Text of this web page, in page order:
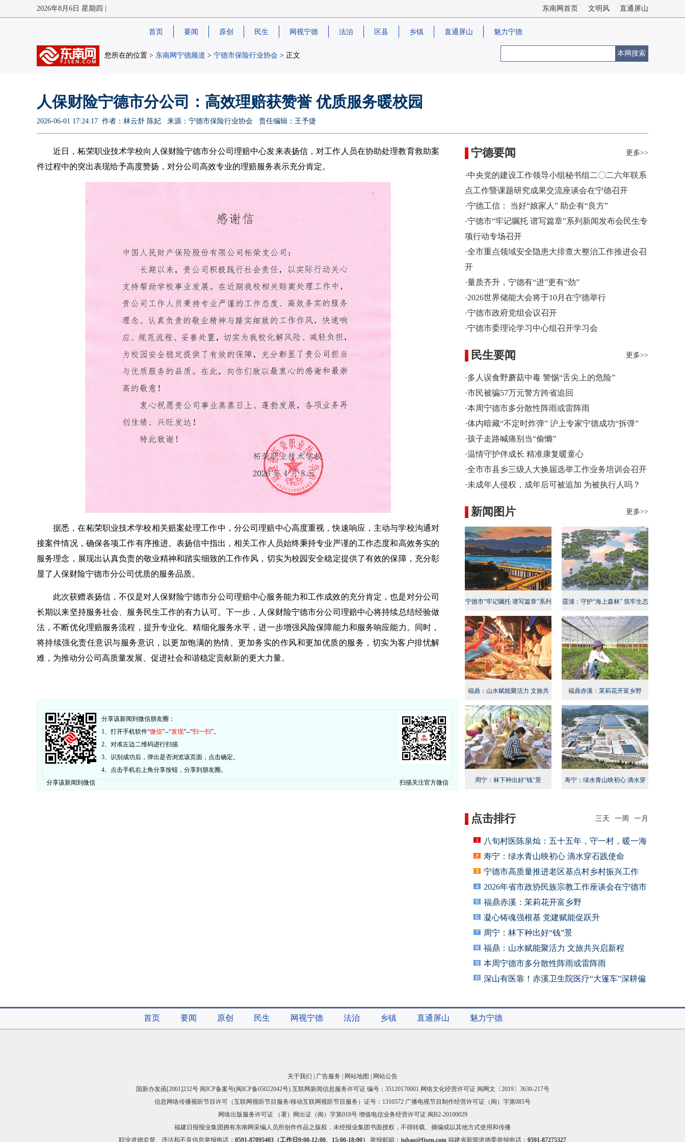
2026年8月6日 星期四 | 东南网首页 文明风 直通屏山
首页 要闻 原创 民生 网视宁德 法治 区县 乡镇 直通屏山 魅力宁德
您所在的位置 > 东南网宁德频道 > 宁德市保险行业协会 > 正文 本网搜索
人保财险宁德市分公司：高效理赔获赞誉 优质服务暖校园
2026-06-01 17:24:17 作者：林云舒 陈妃 来源：宁德市保险行业协会 责任编辑：王予捷
近日，柘荣职业技术学校向人保财险宁德市分公司理赔中心发来表扬信，对工作人员在协助处理教育救助案
件过程中的突出表现给予高度赞扬，对分公司高效专业的理赔服务表示充分肯定。
据悉，在柘荣职业技术学校相关赔案处理工作中，分公司理赔中心高度重视，快速响应，主动与学校沟通对
接案件情况，确保各项工作有序推进。表扬信中指出，相关工作人员始终秉持专业严谨的工作态度和高效务实的
服务理念，展现出认真负责的敬业精神和踏实细致的工作作风，切实为校园安全稳定提供了有效的保障，充分彰
显了人保财险宁德市分公司优质的服务品质。
此次获赠表扬信，不仅是对人保财险宁德市分公司理赔中心服务能力和工作成效的充分肯定，也是对分公司
长期以来坚持服务社会、服务民生工作的有力认可。下一步，人保财险宁德市分公司理赔中心将持续总结经验做
法，不断优化理赔服务流程，提升专业化、精细化服务水平，进一步增强风险保障能力和服务响应能力。同时，
将持续强化责任意识与服务意识，以更加饱满的热情、更加务实的作风和更加优质的服务，切实为客户排忧解
难，为推动分公司高质量发展、促进社会和谐稳定贡献新的更大力量。
扫描关注官方微信
分享该新闻到微信
分享该新闻到微信朋友圈：
1、打开手机软件“微信”--“发现”--“扫一扫”。
2、对准左边二维码进行扫描
3、识别成功后，弹出是否浏览该页面，点击确定。
4、点击手机右上角分享按钮，分享到朋友圈。
更多>>
宁德要闻
·中央党的建设工作领导小组秘书组二〇二六年联系
点工作暨课题研究成果交流座谈会在宁德召开
·宁德工信： 当好“娘家人” 助企有“良方”
·宁德市“牢记嘱托 谱写篇章”系列新闻发布会民生专
项行动专场召开
·全市重点领域安全隐患大排查大整治工作推进会召
开
·量质齐升，宁德有“进”更有“劲”
·2026世界储能大会将于10月在宁德举行
·宁德市政府党组会议召开
·宁德市委理论学习中心组召开学习会
更多>>
民生要闻
·多人误食野蘑菇中毒 警惕“舌尖上的危险”
·市民被骗57万元警方跨省追回
·本周宁德市多分散性阵雨或雷阵雨
·体内暗藏“不定时炸弹” 沪上专家宁德成功“拆弹”
·孩子走路喊痛别当“偷懒”
·温情守护伴成长 精准康复暖童心
·全市市县乡三级人大换届选举工作业务培训会召开
·未成年人侵权，成年后可被追加 为被执行人吗？
更多>>
新闻图片
宁德市“牢记嘱托 谱写篇章”系列
新闻发布会民生专项行动专场召
开
霞浦：守护“海上森林” 筑牢生态
屏障
福鼎：山水赋能聚活力 文旅共
兴启新程
福鼎赤溪：茉莉花开富乡野
周宁：林下种出好“钱”景
寿宁：绿水青山映初心 滴水穿
三天 一周 一月
点击排行
八旬村医陈泉灿：五十五年，守一村，暖一海
寿宁：绿水青山映初心 滴水穿石践使命
宁德市高质量推进老区基点村乡村振兴工作
2026年省市政协民族宗教工作座谈会在宁德市
福鼎赤溪：茉莉花开富乡野
凝心铸魂强根基 党建赋能促跃升
周宁：林下种出好“钱”景
福鼎：山水赋能聚活力 文旅共兴启新程
本周宁德市多分散性阵雨或雷阵雨
深山有医靠！赤溪卫生院医疗“大篷车”深耕偏
首页 要闻 原创 民生 网视宁德 法治 乡镇 直通屏山 魅力宁德
关于我们 广告服务 网站地图
网站公告
国新办发函[2001]232号 闽ICP备案号(闽ICP备05022042号) 互联网新闻信息服务许可证 编号：35120170001 网络文化经营许可证 闽网文〔2019〕3630-217号
信息网络传播视听节目许可（互联网视听节目服务/移动互联网视听节目服务）证号：1310572 广播电视节目制作经营许可证（闽）字第085号
网络出版服务许可证 （署）网出证（闽）字第018号 增值电信业务经营许可证 闽B2-20100029
福建日报报业集团拥有东南网采编人员所创作作品之版权，未经报业集团书面授权，不得转载、摘编或以其他方式使用和传播
职业道德监督、违法和不良信息举报电话： 0591-87095403（工作日9:00-12:00、15:00-18:00） 举报邮箱： jubao@fjsen.com 福建省新闻道德委举报电话： 0591-87275327